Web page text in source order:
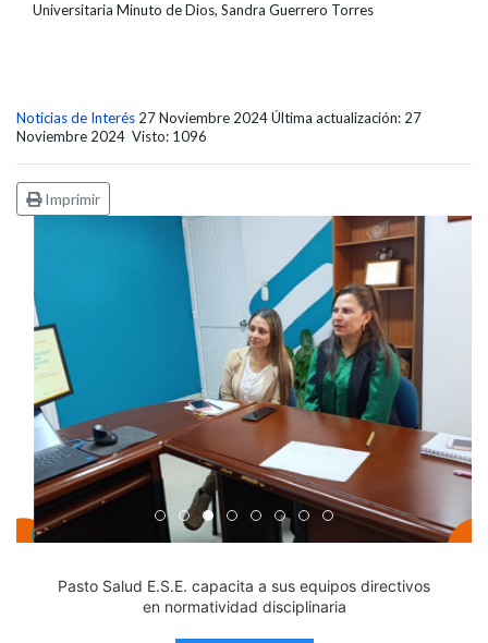
Universitaria Minuto de Dios, Sandra Guerrero Torres
Noticias de Interés 27 Noviembre 2024Última actualización: 27
Noviembre 2024 Visto: 1096
Imprimir
Edicto Emplazatorio a los Afiliados en el Régimen
Pasto Salud ESE lidera gestión institucional
Pasto Salud E.S.E. capacita a sus equipos
Último día para inscripciones en
Viceministro garantiza
Mil pesos que salvan vidas:
Cápsula 18-26 - Reporte
Cápsula 17-26 -
Pasto Salud E.S.E. capacita a sus equipos directivos
en normatividad disciplinaria